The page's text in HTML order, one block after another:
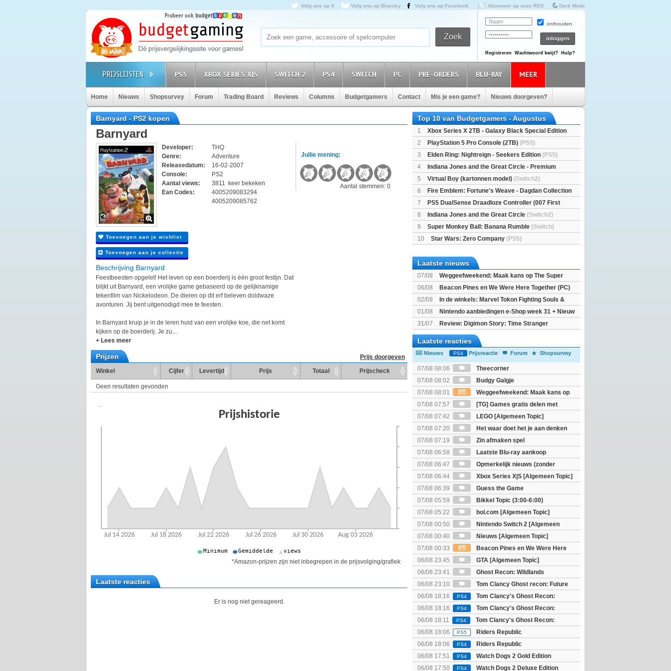
Volg ons op X Volg ons op Bluesky Volg ons op Facebook Abonneer op onze RSS Dark Mode
onthouden
Registreren Wachtwoord kwijt? Hulp?
PS5 XBOX SERIES X|S SWITCH 2 PS4 SWITCH PC PRE-ORDERS BLU-RAY MEER
Home Nieuws Shopsurvey Forum Trading Board Reviews Columns Budgetgamers Contact Mis je een game? Nieuws doorgeven?
Barnyard - PS2 kopen
Barnyard
Developer:
THQ
Genre:
Adventure
Releasedatum:
16-02-2007
Console:
PS2
Aantal views:
3811 keer bekeken
Ean Codes:
4005209083294
4005209085762
Toevoegen aan je wishlist
Toevoegen aan je collectie
Beschrijving Barnyard
Feestbeesten opgelet! Het leven op een boerderij is één groot festijn. Dat
blijkt uit Barnyard, een vrolijke game gebaseerd op de gelijknamige
tekenfilm van Nickelodeon. De dieren op dit erf beleven doldwaze
avonturen. Jij bent uitgenodigd mee te feesten.
In Barnyard kruip je in de leren huid van een vrolijke koe, die net komt
kijken op de boerderij. Je zu...
+ Lees meer
Jullie mening:
Aantal stemmen: 0
Prijzen
Prijs doorgeven
Winkel
Cijfer Levertijd Prijs Totaal Prijscheck
Geen resultaten gevonden
*Amazon-prijzen zijn niet inbegrepen in de prijsvolging/grafiek
Laatste reacties
Er is nog niet gereageerd.
Top 10 van Budgetgamers - Augustus
1
Xbox Series X 2TB - Galaxy Black Special Edition
(XboxSeriesX)
2 PlayStation 5 Pro Console (2TB) (PS5)
3
Elden Ring: Nightreign - Seekers Edition (PS5)
4
Indiana Jones and the Great Circle - Premium
Edition(PS5)
5 Virtual Boy (kartonnen model) (Switch2)
6
Fire Emblem: Fortune's Weave - Dagdan Collection
(Switch2)
7
PS5 DualSense Draadloze Controller (007 First
Light Limited Edition)(PS5)
8 Indiana Jones and the Great Circle (Switch2)
9
Super Monkey Ball: Banana Rumble (Switch)
10
Star Wars: Zero Company (PS5)
Laatste nieuws
07/08
Weggeefweekend: Maak kans op The Super
Mario Galaxy movie (2x)!
06/08
Beacon Pines en We Were Here Together (PC)
Gratis
02/08
In de winkels: Marvel Tokon Fighting Souls &
Beast of Reincarnation
01/08
Nintendo aanbiedingen e-Shop week 31 + Nieuw
voor Switch 2
31/07 Review: Digimon Story: Time Stranger
Laatste reacties
Nieuws PS4 Prijsreactie Forum Shopsurvey
07/08 08:06
Theecorner
07/08 08:02
Budgy Galgje
07/08 08:01
Weggeefweekend: Maak kans op
The Super Mario Galaxy movie (2x)!
07/08 07:57
[TG] Games gratis delen met
elkaar.
07/08 07:42
LEGO [Algemeen Topic]
07/08 07:20
Het waar doet het je aan denken
spel! (3 posts wachten!)
07/08 07:19
Zin afmaken spel
07/08 06:58
Laatste Blu-ray aankoop
07/08 06:47
Opmerkelijk nieuws (zonder
politiek/religie)
07/08 06:44
Xbox Series X|S [Algemeen Topic]
07/08 06:39
Guess the Game
07/08 05:59
Bikkel Topic (3:00-6:00)
07/08 05:22
bol.com [Algemeen Topic]
07/08 00:50
Nintendo Switch 2 [Algemeen
Topic]
07/08 00:40
Nieuws [Algemeen Topic]
07/08 00:33
Beacon Pines en We Were Here
Together (PC) Gratis
06/08 23:45
GTA [Algemeen Topic]
06/08 23:41
Ghost Recon: Wildlands
[Algemeen]
06/08 23:10
Tom Clancy Ghost recon: Future
soldier
06/08 18:16 PS4
Tom Clancy's Ghost Recon:
Breakpoint - Ultimate Edition
06/08 18:16 PS4
Tom Clancy's Ghost Recon:
Breakpoint - Standard Edition
06/08 18:11 PS4
Tom Clancy's Ghost Recon:
Wildlands
06/08 18:06 PS5
Riders Republic
06/08 18:06
PS4
Riders Republic
06/08 17:51
PS4
Watch Dogs 2 Gold Edition
06/08 17:50
PS4 Watch Dogs 2 Deluxe Edition